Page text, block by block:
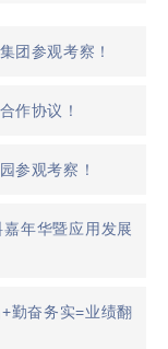
团参观考察！
作协议！
参观考察！
年华暨应用发展
勤奋务实=业绩翻